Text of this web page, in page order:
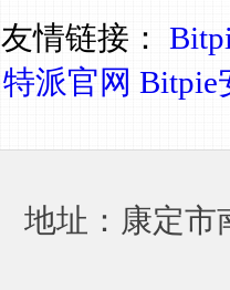
友情链接：
特派官网 Bitpie
地址：康定市